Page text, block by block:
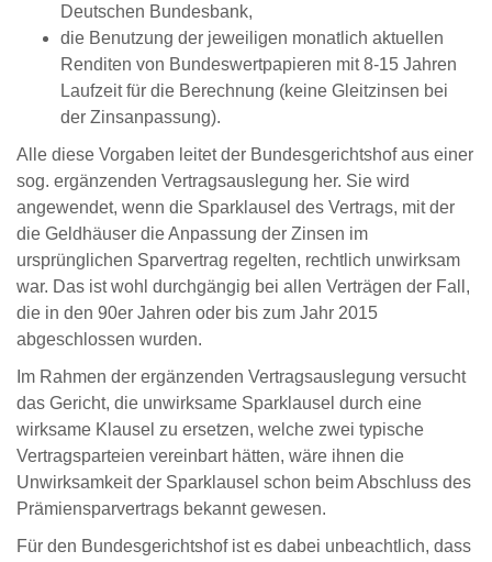
Deutschen Bundesbank,
die Benutzung der jeweiligen monatlich aktuellen
Renditen von Bundeswertpapieren mit 8-15 Jahren
Laufzeit für die Berechnung (keine Gleitzinsen bei
der Zinsanpassung).
Alle diese Vorgaben leitet der Bundesgerichtshof aus einer
sog. ergänzenden Vertragsauslegung her. Sie wird
angewendet, wenn die Sparklausel des Vertrags, mit der
die Geldhäuser die Anpassung der Zinsen im
ursprünglichen Sparvertrag regelten, rechtlich unwirksam
war. Das ist wohl durchgängig bei allen Verträgen der Fall,
die in den 90er Jahren oder bis zum Jahr 2015
abgeschlossen wurden.
Im Rahmen der ergänzenden Vertragsauslegung versucht
das Gericht, die unwirksame Sparklausel durch eine
wirksame Klausel zu ersetzen, welche zwei typische
Vertragsparteien vereinbart hätten, wäre ihnen die
Unwirksamkeit der Sparklausel schon beim Abschluss des
Prämiensparvertrags bekannt gewesen.
Für den Bundesgerichtshof ist es dabei unbeachtlich, dass